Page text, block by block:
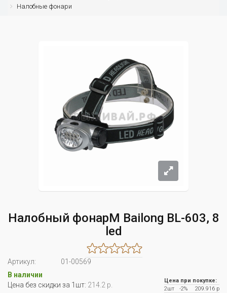
Налобные фонари
Налобный фонарM Bailong BL-603, 8
led
Артикул:
01-00569
В наличии
Цена без скидки за 1шт: 214.2 р.
Цена при покупке:
2шт
-2%
209.916 р